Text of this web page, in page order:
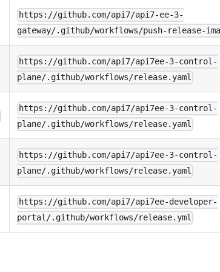
https://github.com/api7/api7-ee-3-
gateway/.github/workflows/push-release-
https://github.com/api7/api7ee-3-control-
plane/.github/workflows/release.yaml
https://github.com/api7/api7ee-3-control-
plane/.github/workflows/release.yaml
https://github.com/api7/api7ee-3-control-
plane/.github/workflows/release.yaml
https://github.com/api7/api7ee-developer-
portal/.github/workflows/release.yml